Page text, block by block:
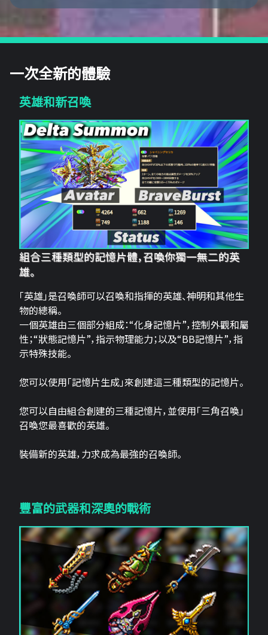
一次全新的體驗
英雄和新召喚
組合三種類型的記憶片體，召喚你獨一無二的英
雄。
「英雄」是召喚師可以召喚和指揮的英雄、神明和其他生
物的總稱。
一個英雄由三個部分組成：“化身記憶片”，控制外觀和屬
性；“狀態記憶片”，指示物理能力；以及“BB記憶片”，指
示特殊技能。
您可以使用「記憶片生成」來創建這三​​種類型的記憶片。
您可以自由組合創建的三種記憶片，並使用「三角召喚」
召喚您最喜歡的英雄。
裝備新的英雄，力求成為最強的召喚師。
豐富的武器和深奧的戰術